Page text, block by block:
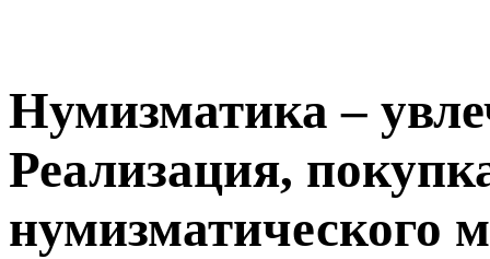
Нумизматика –
Реализация,
нумизматического